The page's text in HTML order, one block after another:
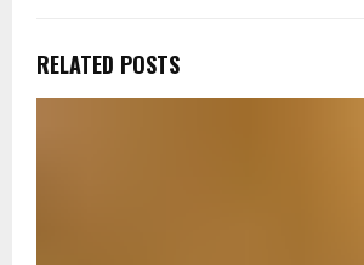
RELATED POSTS